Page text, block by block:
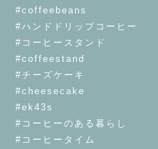
#coffeebeans
#ハンドドリップコーヒー
#コーヒースタンド
#coffeestand
#チーズケーキ
#cheesecake
#ek43s
#コーヒーのある暮らし
#コーヒータイム